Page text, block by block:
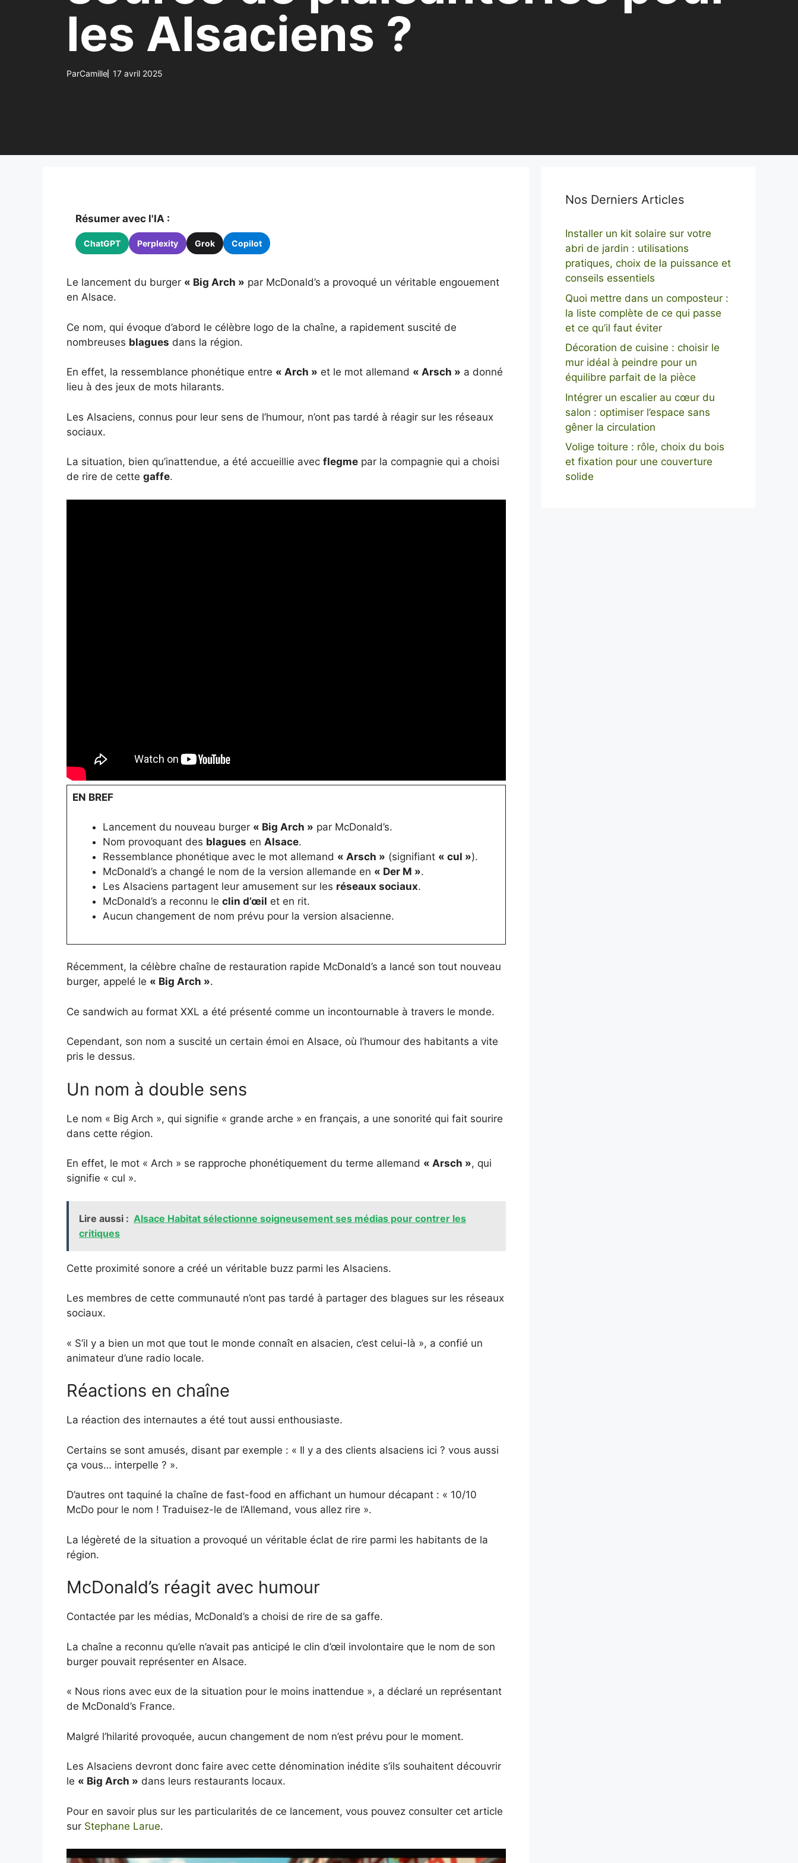
les Alsaciens ?
ParCamille 17 avril 2025
Résumer avec l'IA :
ChatGPT Perplexity Grok Copilot
Le lancement du burger « Big Arch » par McDonald’s a provoqué un véritable engouement
en Alsace.
Ce nom, qui évoque d’abord le célèbre logo de la chaîne, a rapidement suscité de
nombreuses blagues dans la région.
En effet, la ressemblance phonétique entre « Arch » et le mot allemand « Arsch » a donné
lieu à des jeux de mots hilarants.
Les Alsaciens, connus pour leur sens de l’humour, n’ont pas tardé à réagir sur les réseaux
sociaux.
La situation, bien qu’inattendue, a été accueillie avec flegme par la compagnie qui a choisi
de rire de cette gaffe.
EN BREF
Lancement du nouveau burger « Big Arch » par McDonald’s.
Nom provoquant des blagues en Alsace.
Ressemblance phonétique avec le mot allemand « Arsch » (signifiant « cul »).
McDonald’s a changé le nom de la version allemande en « Der M ».
Les Alsaciens partagent leur amusement sur les réseaux sociaux.
McDonald’s a reconnu le clin d’œil et en rit.
Aucun changement de nom prévu pour la version alsacienne.
Récemment, la célèbre chaîne de restauration rapide McDonald’s a lancé son tout nouveau
burger, appelé le « Big Arch ».
Ce sandwich au format XXL a été présenté comme un incontournable à travers le monde.
Cependant, son nom a suscité un certain émoi en Alsace, où l’humour des habitants a vite
pris le dessus.
Un nom à double sens
Le nom « Big Arch », qui signifie « grande arche » en français, a une sonorité qui fait sourire
dans cette région.
En effet, le mot « Arch » se rapproche phonétiquement du terme allemand « Arsch », qui
signifie « cul ».
Lire aussi : Alsace Habitat sélectionne soigneusement ses médias pour contrer les
critiques
Cette proximité sonore a créé un véritable buzz parmi les Alsaciens.
Les membres de cette communauté n’ont pas tardé à partager des blagues sur les réseaux
sociaux.
« S’il y a bien un mot que tout le monde connaît en alsacien, c’est celui-là », a confié un
animateur d’une radio locale.
Réactions en chaîne
La réaction des internautes a été tout aussi enthousiaste.
Certains se sont amusés, disant par exemple : « Il y a des clients alsaciens ici ? vous aussi
ça vous… interpelle ? ».
D’autres ont taquiné la chaîne de fast-food en affichant un humour décapant : « 10/10
McDo pour le nom ! Traduisez-le de l’Allemand, vous allez rire ».
La légèreté de la situation a provoqué un véritable éclat de rire parmi les habitants de la
région.
McDonald’s réagit avec humour
Contactée par les médias, McDonald’s a choisi de rire de sa gaffe.
La chaîne a reconnu qu’elle n’avait pas anticipé le clin d’œil involontaire que le nom de son
burger pouvait représenter en Alsace.
« Nous rions avec eux de la situation pour le moins inattendue », a déclaré un représentant
de McDonald’s France.
Malgré l’hilarité provoquée, aucun changement de nom n’est prévu pour le moment.
Les Alsaciens devront donc faire avec cette dénomination inédite s’ils souhaitent découvrir
le « Big Arch » dans leurs restaurants locaux.
Pour en savoir plus sur les particularités de ce lancement, vous pouvez consulter cet article
sur Stephane Larue.
Nos Derniers Articles
Installer un kit solaire sur votre
abri de jardin : utilisations
pratiques, choix de la puissance et
conseils essentiels
Quoi mettre dans un composteur :
la liste complète de ce qui passe
et ce qu’il faut éviter
Décoration de cuisine : choisir le
mur idéal à peindre pour un
équilibre parfait de la pièce
Intégrer un escalier au cœur du
salon : optimiser l’espace sans
gêner la circulation
Volige toiture : rôle, choix du bois
et fixation pour une couverture
solide